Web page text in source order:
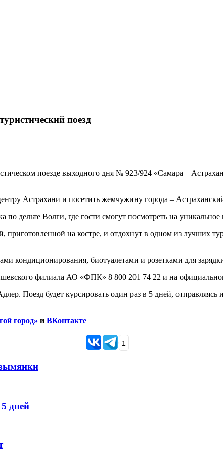
поезд
поезде выходного дня № 923/924 «Самара –
Астрахани и посетить жемчужину города –
дельте Волги, где гости смогут посмотреть на
приготовленной на костре, и отдохнут в одном из лучших
кондиционирования, биотуалетами и розетками для
филиала АО «ФПК» 8 800 201 74 22 и на
Поезд будет курсировать один раз в 5 дней,
город» и ВКонтакте
1
дней